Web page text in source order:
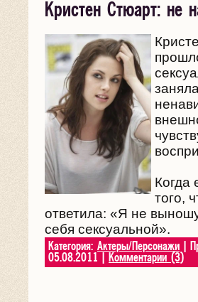
Кристен Стюарт: не
Когда
того,
ответила: «Я не
себя сексуальной».
Категория: Актеры/Персонажи |
05.08.2011
Комментарии (3)